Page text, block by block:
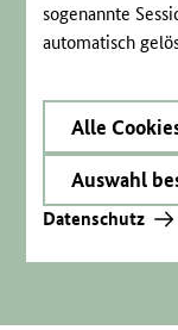
sogenannte
automatisch
Alle
Auswahl
Datenschutz